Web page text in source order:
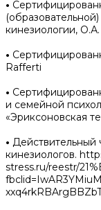
•
кинезиологии,
•
Rafferti
•
и семейной
«Эриксоновская
• Действительный
кинезиологов.
stress.ru/reestr/